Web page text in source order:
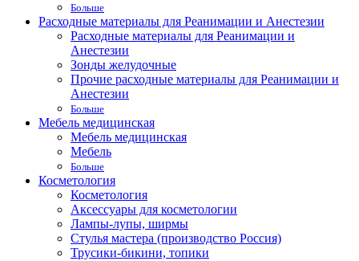
Больше
Расходные материалы для Реанимации и Анестезии
Расходные материалы для Реанимации и
Анестезии
Зонды желудочные
Прочие расходные материалы для Реанимации и
Анестезии
Больше
Мебель медицинская
Мебель медицинская
Мебель
Больше
Косметология
Косметология
Аксессуары для косметологии
Лампы-лупы, ширмы
Стулья мастера (производство Россия)
Трусики-бикини, топики